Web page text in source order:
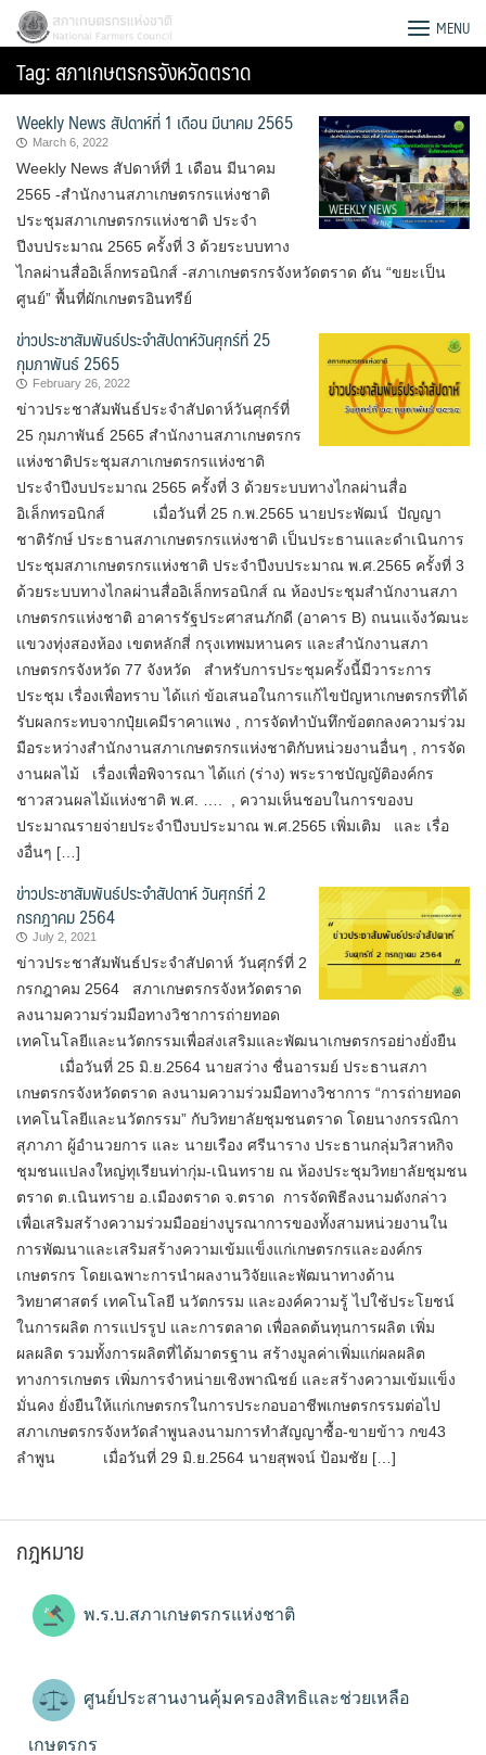
Skip
content
Search
for:
สภาเกษตรกรแห่งชาติ MENU
Tag:สภาเกษตรกรจังหวัดตราด
Weekly News สัปดาห์ที่ 1 เดือน มีนาคม 2565
March 6, 2022
Weekly News สัปดาห์ที่ 1 เดือน มีนาคม
2565 -สำนักงานสภาเกษตรกรแห่งชาติ
ประชุมสภาเกษตรกรแห่งชาติ ประจำ
ปีงบประมาณ 2565 ครั้งที่ 3 ด้วยระบบทาง
ไกลผ่านสื่ออิเล็กทรอนิกส์ -สภาเกษตรกรจังหวัดตราด ดัน “ขยะเป็น
ศูนย์” พื้นที่ผักเกษตรอินทรีย์
ข่าวประชาสัมพันธ์ประจำสัปดาห์วันศุกร์ที่ 25
กุมภาพันธ์ 2565
February 26, 2022
ข่าวประชาสัมพันธ์ประจำสัปดาห์วันศุกร์ที่
25 กุมภาพันธ์ 2565 สำนักงานสภาเกษตรกร
แห่งชาติประชุมสภาเกษตรกรแห่งชาติ
ประจำปีงบประมาณ 2565 ครั้งที่ 3 ด้วยระบบทางไกลผ่านสื่อ
อิเล็กทรอนิกส์ เมื่อวันที่ 25 ก.พ.2565 นายประพัฒน์ ปัญญา
ชาติรักษ์ ประธานสภาเกษตรกรแห่งชาติ เป็นประธานและดำเนินการ
ประชุมสภาเกษตรกรแห่งชาติ ประจำปีงบประมาณ พ.ศ.2565 ครั้งที่ 3
ด้วยระบบทางไกลผ่านสื่ออิเล็กทรอนิกส์ ณ ห้องประชุมสำนักงานสภา
เกษตรกรแห่งชาติ อาคารรัฐประศาสนภักดี (อาคาร B) ถนนแจ้งวัฒนะ
แขวงทุ่งสองห้อง เขตหลักสี่ กรุงเทพมหานคร และสำนักงานสภา
เกษตรกรจังหวัด 77 จังหวัด สำหรับการประชุมครั้งนี้มีวาระการ
ประชุม เรื่องเพื่อทราบ ได้แก่ ข้อเสนอในการแก้ไขปัญหาเกษตรกรที่ได้
รับผลกระทบจากปุ๋ยเคมีราคาแพง , การจัดทำบันทึกข้อตกลงความร่วม
มือระหว่างสำนักงานสภาเกษตรกรแห่งชาติกับหน่วยงานอื่นๆ , การจัด
งานผลไม้ เรื่องเพื่อพิจารณา ได้แก่ (ร่าง) พระราชบัญญัติองค์กร
ชาวสวนผลไม้แห่งชาติ พ.ศ. …. , ความเห็นชอบในการของบ
ประมาณรายจ่ายประจำปีงบประมาณ พ.ศ.2565 เพิ่มเติม และ เรื่อ
งอื่นๆ […]
ข่าวประชาสัมพันธ์ประจำสัปดาห์ วันศุกร์ที่ 2
กรกฎาคม 2564
July 2, 2021
ข่าวประชาสัมพันธ์ประจำสัปดาห์ วันศุกร์ที่ 2
กรกฎาคม 2564 สภาเกษตรกรจังหวัดตราด
ลงนามความร่วมมือทางวิชาการถ่ายทอด
เทคโนโลยีและนวัตกรรมเพื่อส่งเสริมและพัฒนาเกษตรกรอย่างยั่งยืน
เมื่อวันที่ 25 มิ.ย.2564 นายสว่าง ชื่นอารมย์ ประธานสภา
เกษตรกรจังหวัดตราด ลงนามความร่วมมือทางวิชาการ “การถ่ายทอด
เทคโนโลยีและนวัตกรรม” กับวิทยาลัยชุมชนตราด โดยนางกรรณิกา
สุภาภา ผู้อำนวยการ และ นายเรือง ศรีนาราง ประธานกลุ่มวิสาหกิจ
ชุมชนแปลงใหญ่ทุเรียนท่ากุ่ม-เนินทราย ณ ห้องประชุมวิทยาลัยชุมชน
ตราด ต.เนินทราย อ.เมืองตราด จ.ตราด การจัดพิธีลงนามดังกล่าว
เพื่อเสริมสร้างความร่วมมืออย่างบูรณาการของทั้งสามหน่วยงานใน
การพัฒนาและเสริมสร้างความเข้มแข็งแก่เกษตรกรและองค์กร
เกษตรกร โดยเฉพาะการนำผลงานวิจัยและพัฒนาทางด้าน
วิทยาศาสตร์ เทคโนโลยี นวัตกรรม และองค์ความรู้ ไปใช้ประโยชน์
ในการผลิต การแปรรูป และการตลาด เพื่อลดต้นทุนการผลิต เพิ่ม
ผลผลิต รวมทั้งการผลิตที่ได้มาตรฐาน สร้างมูลค่าเพิ่มแก่ผลผลิต
ทางการเกษตร เพิ่มการจำหน่ายเชิงพาณิชย์ และสร้างความเข้มแข็ง
มั่นคง ยั่งยืนให้แก่เกษตรกรในการประกอบอาชีพเกษตรกรรมต่อไป
สภาเกษตรกรจังหวัดลำพูนลงนามการทำสัญญาซื้อ-ขายข้าว กข43
ลำพูน เมื่อวันที่ 29 มิ.ย.2564 นายสุพจน์ ป้อมชัย […]
กฎหมาย
พ.ร.บ.สภาเกษตรกรแห่งชาติ
ศูนย์ประสานงานคุ้มครองสิทธิและช่วยเหลือ
เกษตรกร